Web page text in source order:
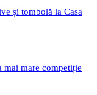
și tombolă la Casa
mai mare competiție